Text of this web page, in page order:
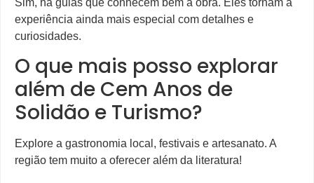
experiência ainda mais especial com detalhes e
curiosidades.
O que mais posso explorar
além de Cem Anos de
Solidão e Turismo?
Explore a gastronomia local, festivais e artesanato. A
região tem muito a oferecer além da literatura!